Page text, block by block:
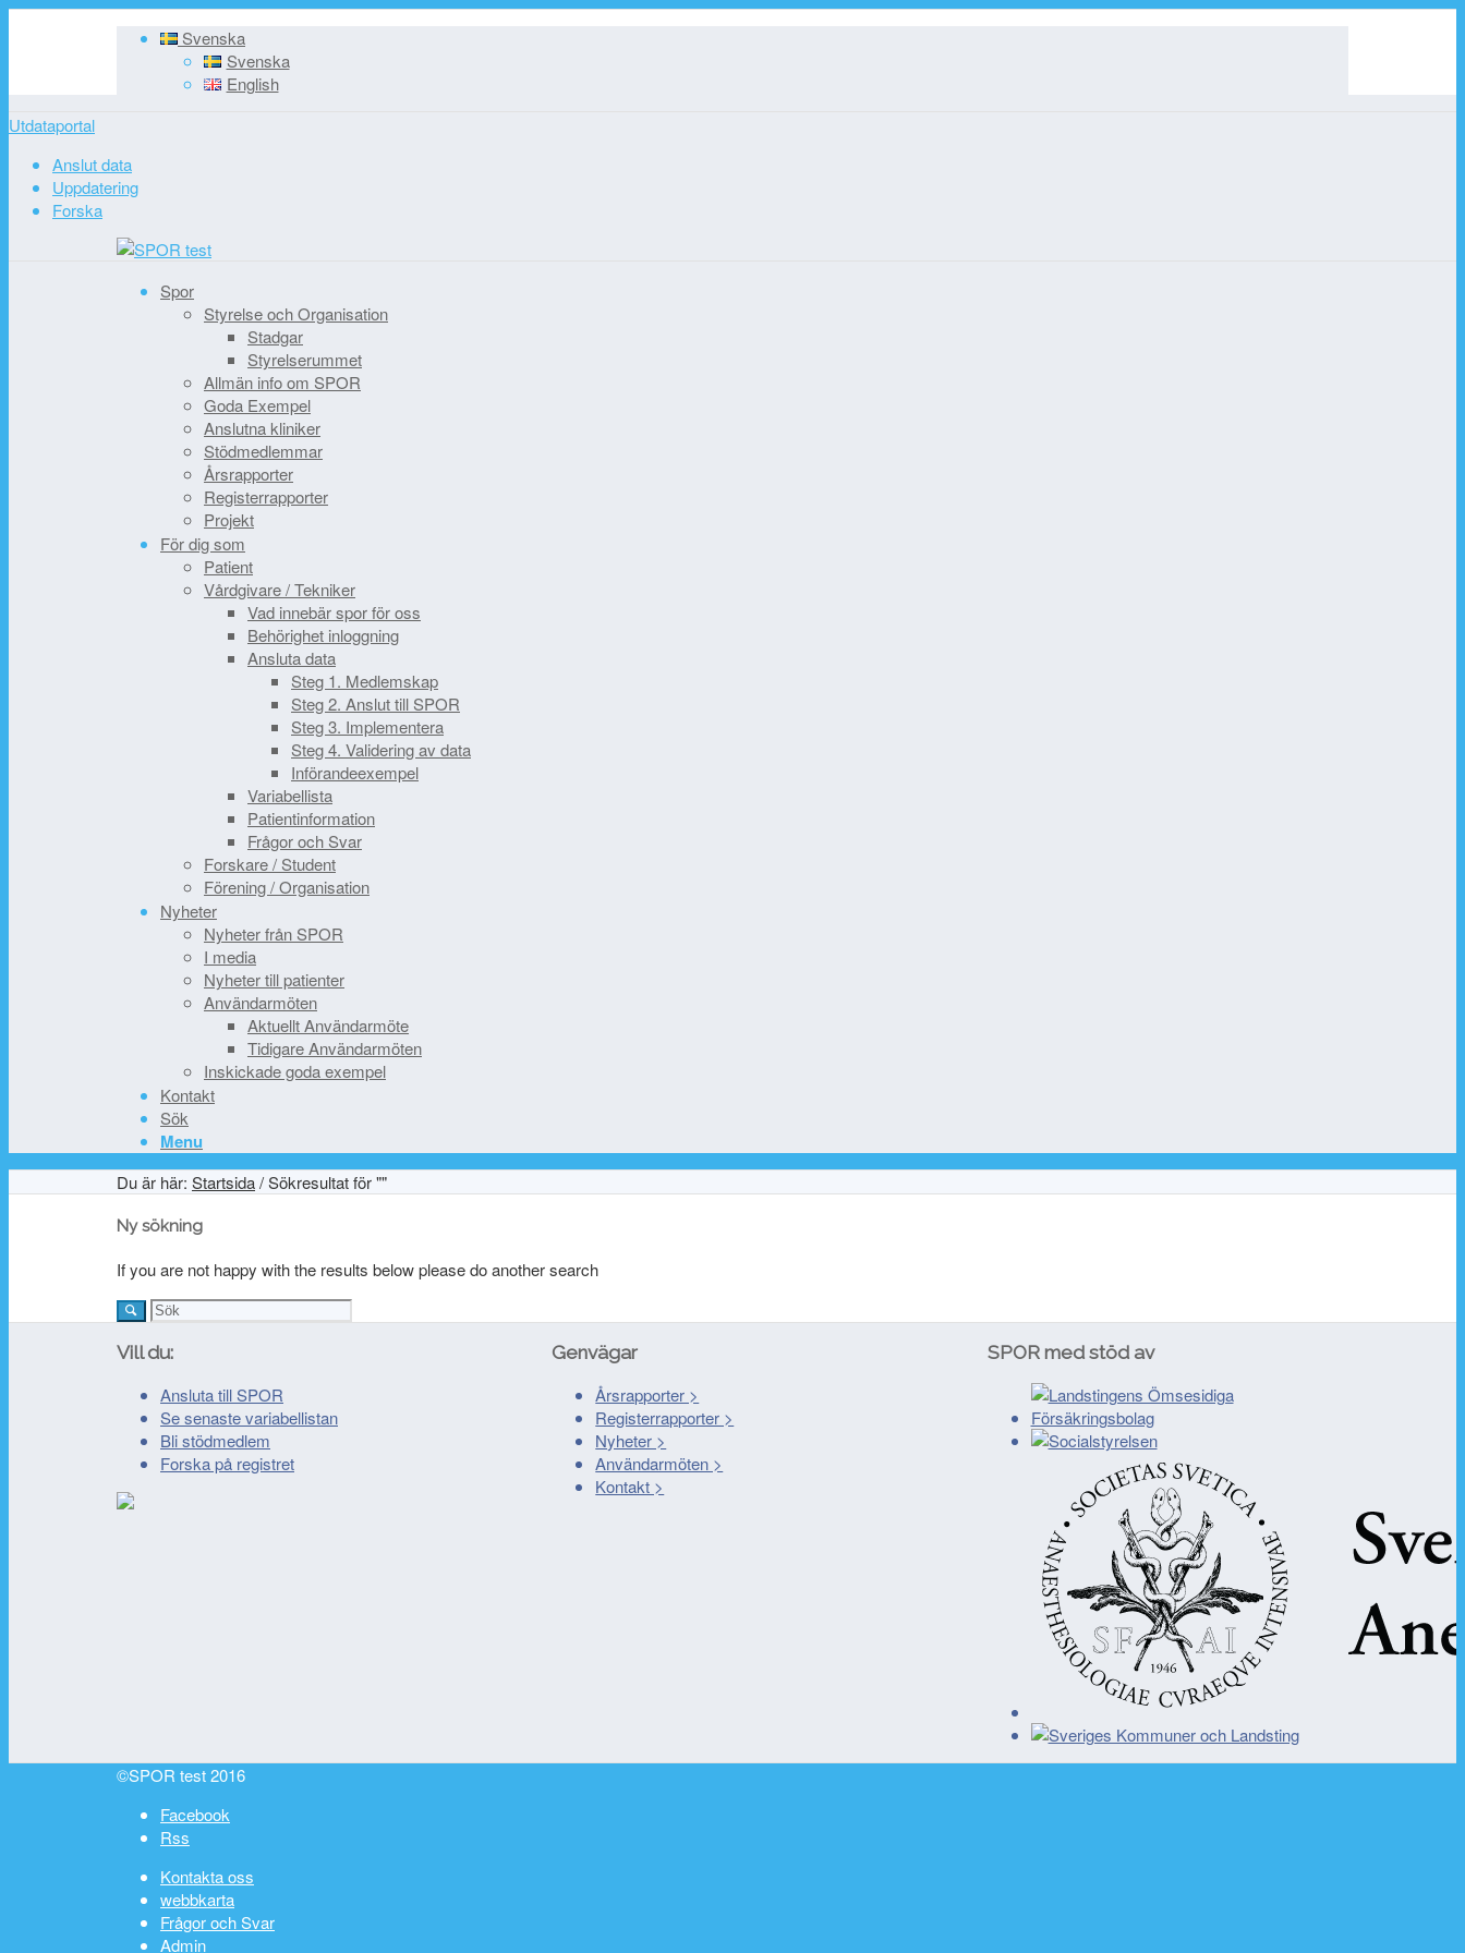
Svenska
Svenska
English
Utdataportal
Anslut data
Uppdatering
Forska
Spor
Styrelse och Organisation
Stadgar
Styrelserummet
Allmän info om SPOR
Goda Exempel
Anslutna kliniker
Stödmedlemmar
Årsrapporter
Registerrapporter
Projekt
För dig som
Patient
Vårdgivare / Tekniker
Vad innebär spor för oss
Behörighet inloggning
Ansluta data
Steg 1. Medlemskap
Steg 2. Anslut till SPOR
Steg 3. Implementera
Steg 4. Validering av data
Införandeexempel
Variabellista
Patientinformation
Frågor och Svar
Forskare / Student
Förening / Organisation
Nyheter
Nyheter från SPOR
I media
Nyheter till patienter
Användarmöten
Aktuellt Användarmöte
Tidigare Användarmöten
Inskickade goda exempel
Kontakt
Sök
Menu
Du är här: Startsida/Sökresultat för ""
Ny sökning
If you are not happy with the results below please do another search
Vill du:
Ansluta till SPOR
Se senaste variabellistan
Bli stödmedlem
Forska på registret
Genvägar
Årsrapporter >
Registerrapporter >
Nyheter >
Användarmöten >
Kontakt >
SPOR med stöd av
©SPOR test 2016
Facebook
Rss
Kontakta oss
webbkarta
Frågor och Svar
Admin